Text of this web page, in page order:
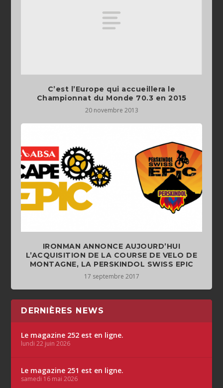
C’est l’Europe qui accueillera le
Championnat du Monde 70.3 en 2015
20 novembre 2013
IRONMAN ANNONCE AUJOURD’HUI
L’ACQUISITION DE LA COURSE DE VELO DE
MONTAGNE, LA PERSKINDOL SWISS EPIC
17 septembre 2017
DERNIÈRES NEWS
Le magazine 252 est en ligne.
lundi 22 juin 2026
Le magazine 251 est en ligne.
samedi 16 mai 2026